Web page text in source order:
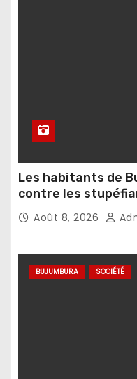
Les habitants de
contre les
sorcellerie
Août 8, 2026
BUJUMBURA SOCIÉTÉ